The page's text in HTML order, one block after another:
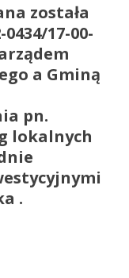
została
17-00-
a Gminą
pn.
lokalnych
.